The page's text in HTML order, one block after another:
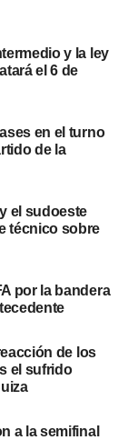
y la ley
el 6 de
en el turno
de la
el sudoeste
técnico sobre
por la bandera
de los
el sufrido
a la semifinal